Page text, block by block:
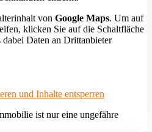
von Google Maps. Um auf
klicken Sie auf die Schaltfläche
dabei Daten an Drittanbieter
und Inhalte entsperren
ist nur eine ungefähre